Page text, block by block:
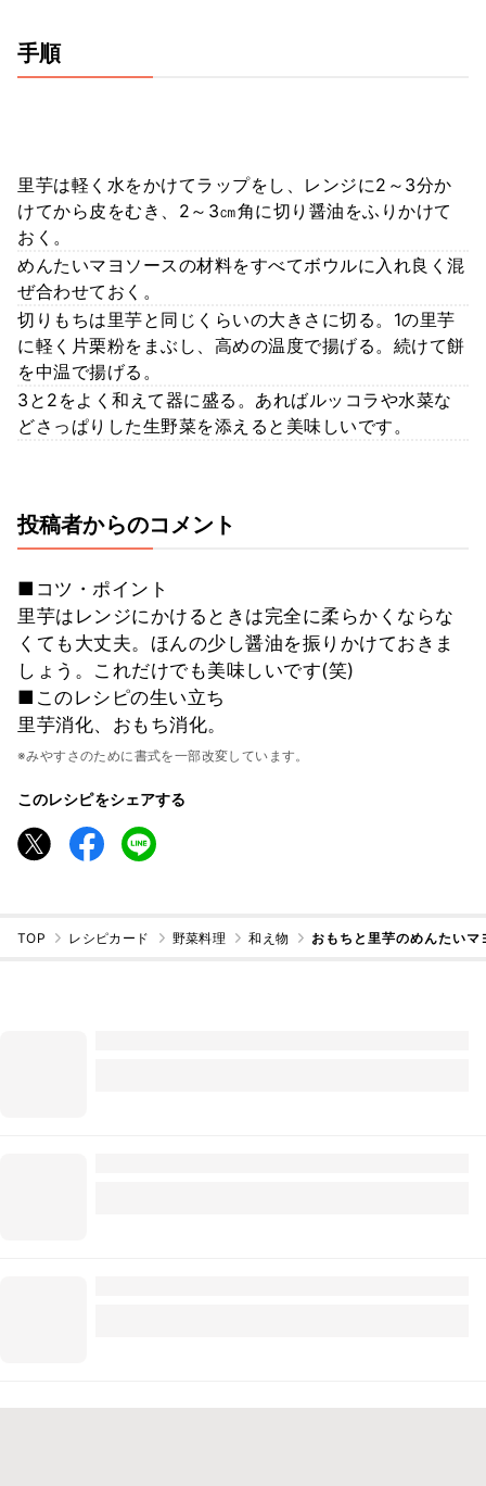
手順
里芋は軽く水をかけてラップをし、レンジに2～3分か
けてから皮をむき、2～3㎝角に切り醤油をふりかけて
おく。
めんたいマヨソースの材料をすべてボウルに入れ良く混
ぜ合わせておく。
切りもちは里芋と同じくらいの大きさに切る。1の里芋
に軽く片栗粉をまぶし、高めの温度で揚げる。続けて餅
を中温で揚げる。
3と2をよく和えて器に盛る。あればルッコラや水菜な
どさっぱりした生野菜を添えると美味しいです。
投稿者からのコメント
■コツ・ポイント
里芋はレンジにかけるときは完全に柔らかくならな
くても大丈夫。ほんの少し醤油を振りかけておきま
しょう。これだけでも美味しいです(笑)
■このレシピの生い立ち
里芋消化、おもち消化。
※みやすさのために書式を一部改変しています。
このレシピをシェアする
TOP レシピカード 野菜料理 和え物 おもちと里芋のめんたいマ